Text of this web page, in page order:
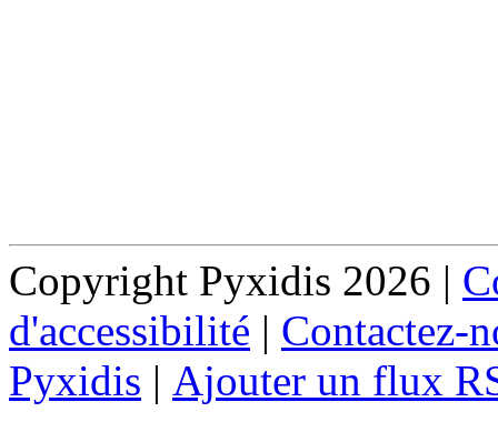
Copyright Pyxidis 2026 |
d'accessibilité | Contactez-
Pyxidis | Ajouter un flux